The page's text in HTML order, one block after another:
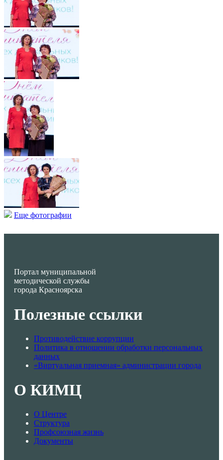
Еще фотографии
Портал муниципальной
методической службы
города Красноярска
Полезные ссылки
Противодействие коррупции
Политика в отношении обработки персональных
данных
«Виртуальная приемная» администрации города
О КИМЦ
О Центре
Структура
Профсоюзная жизнь
Документы